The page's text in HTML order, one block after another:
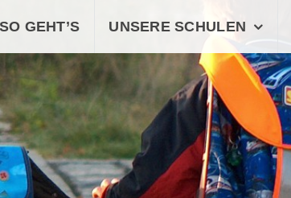
SO GEHT’S UNSERE SCHULEN